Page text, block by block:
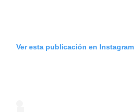
Ver esta publicación en Instagram